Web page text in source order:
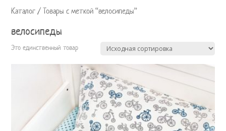
Каталог/ Товары с меткой “велосипеды”
велосипеды
Это единственный товар